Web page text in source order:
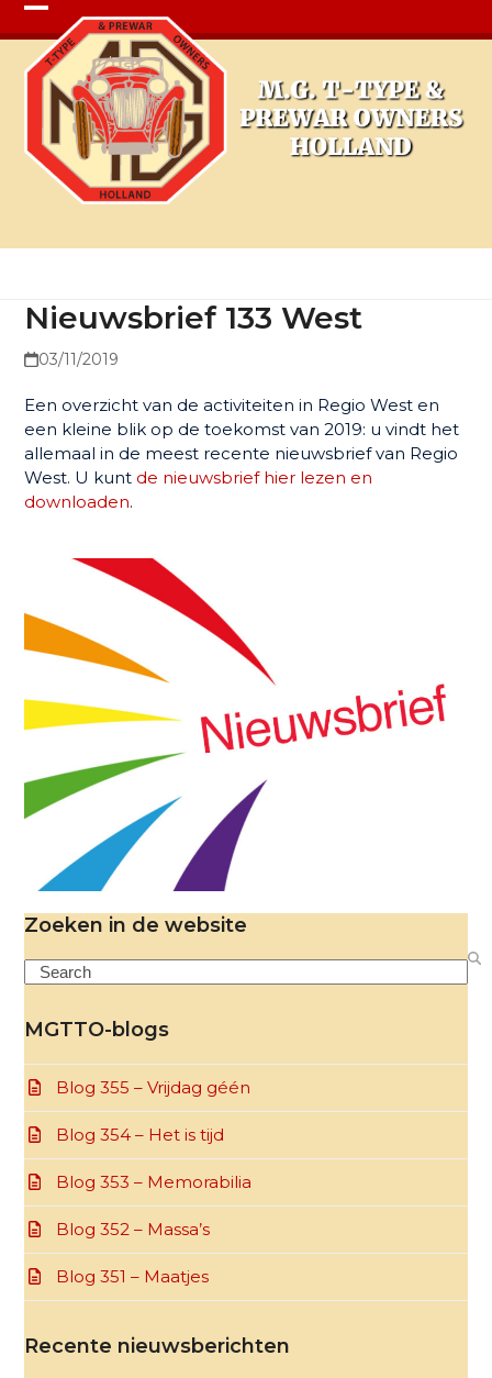
Open
mobile
menu
Close
mobile
menu
Nieuwsbrief 133 West
03/11/2019
Een overzicht van de activiteiten in Regio West en
een kleine blik op de toekomst van 2019: u vindt het
allemaal in de meest recente nieuwsbrief van Regio
West. U kunt de nieuwsbrief hier lezen en
downloaden.
Zoeken in de website
Search
MGTTO-blogs
Blog 355 – Vrijdag géén
Blog 354 – Het is tijd
Blog 353 – Memorabilia
Blog 352 – Massa’s
Blog 351 – Maatjes
Recente nieuwsberichten